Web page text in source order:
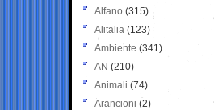
Alfano (315)
Alitalia (123)
Ambiente (341)
AN (210)
Animali (74)
Arancioni (2)